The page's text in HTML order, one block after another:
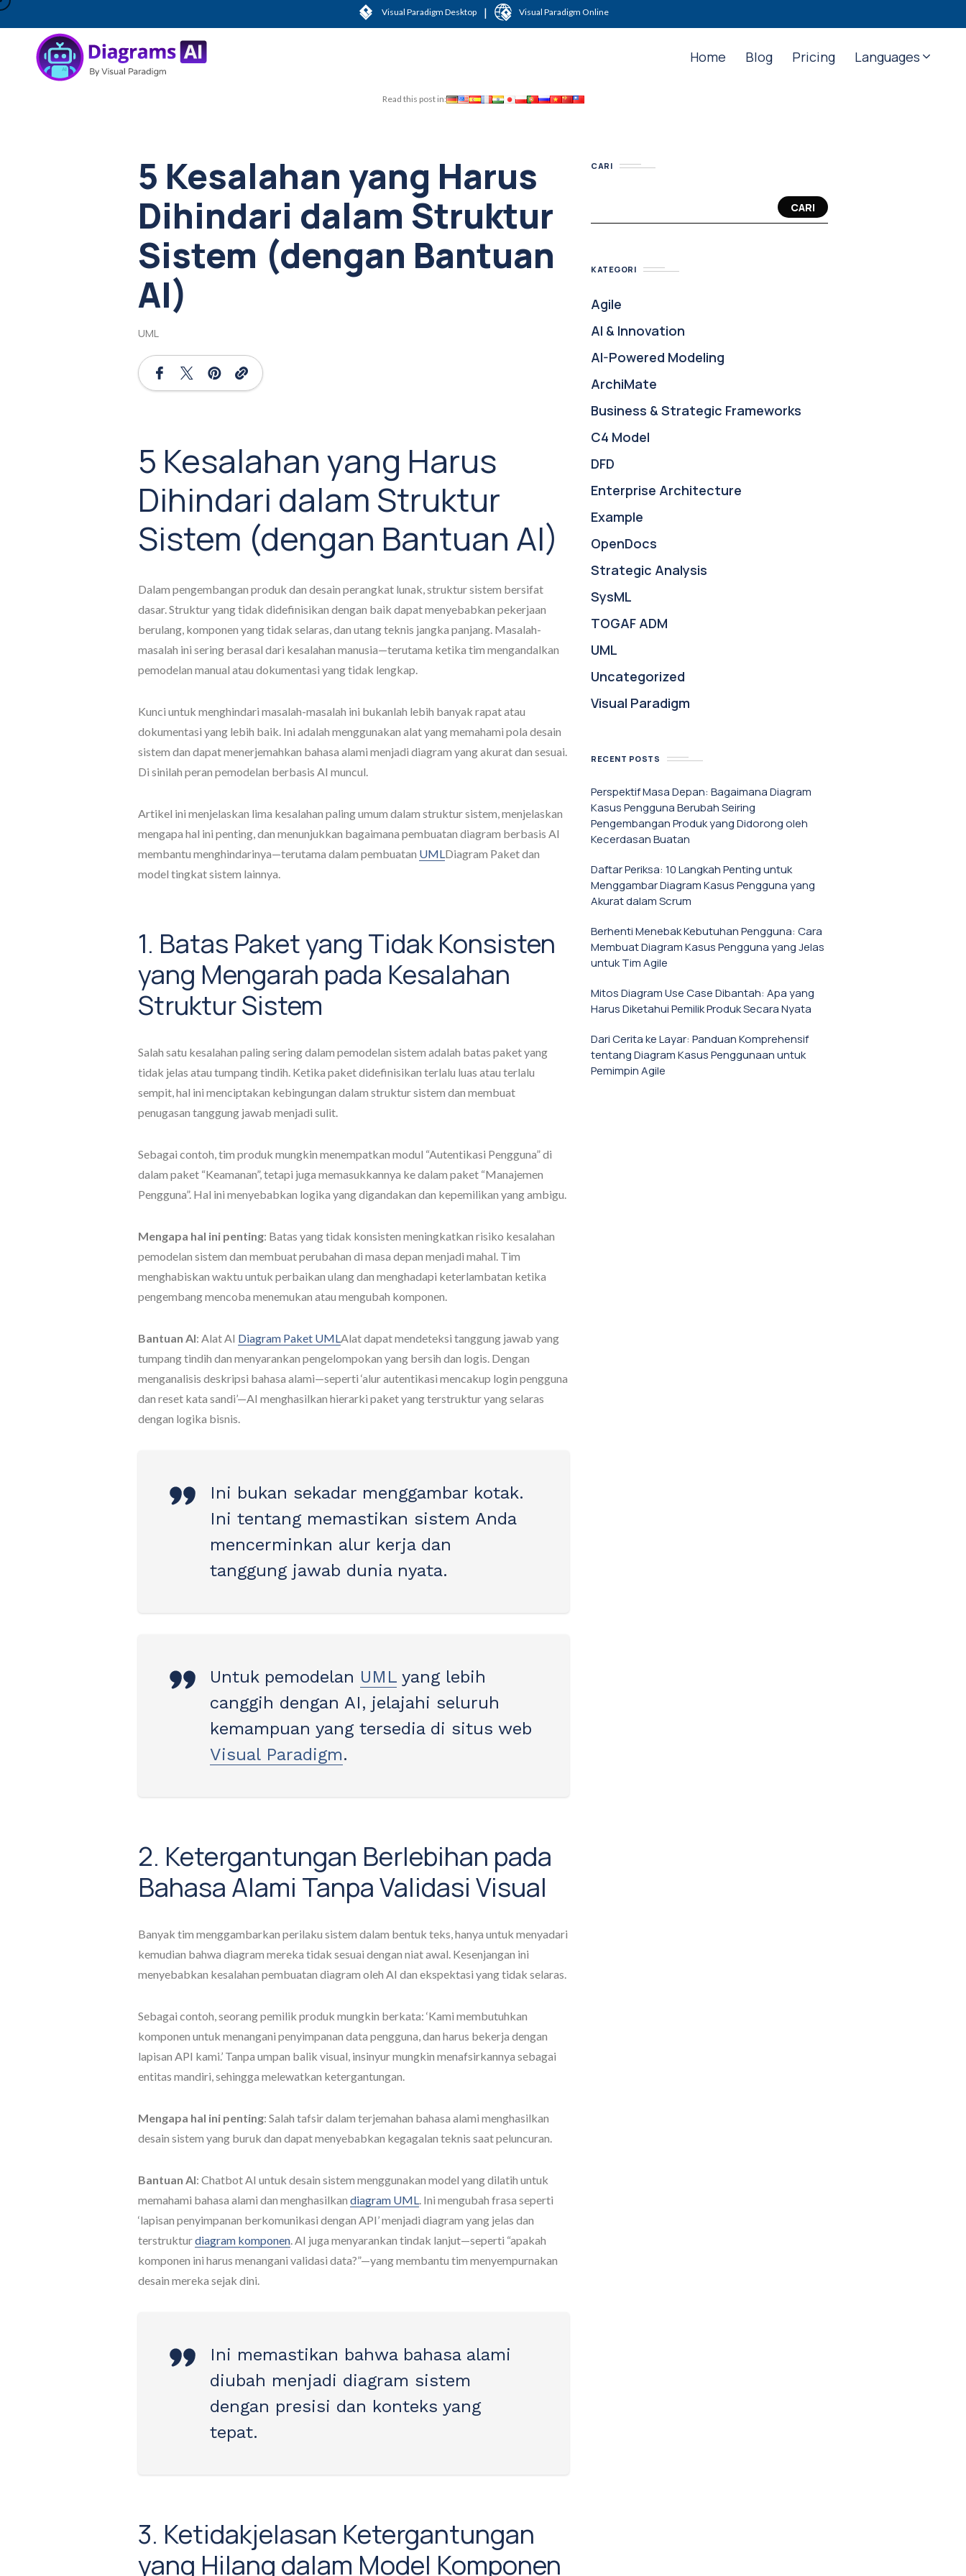
Visual Paradigm Desktop | Visual Paradigm Online
Home Blog Pricing Languages
Read this post in:
5 Kesalahan yang Harus
Dihindari dalam Struktur
Sistem (dengan Bantuan
AI)
UML
5 Kesalahan yang Harus
Dihindari dalam Struktur
Sistem (dengan Bantuan AI)
Dalam pengembangan produk dan desain perangkat lunak, struktur sistem bersifat
dasar. Struktur yang tidak didefinisikan dengan baik dapat menyebabkan pekerjaan
berulang, komponen yang tidak selaras, dan utang teknis jangka panjang. Masalah-
masalah ini sering berasal dari kesalahan manusia—terutama ketika tim mengandalkan
pemodelan manual atau dokumentasi yang tidak lengkap.
Kunci untuk menghindari masalah-masalah ini bukanlah lebih banyak rapat atau
dokumentasi yang lebih baik. Ini adalah menggunakan alat yang memahami pola desain
sistem dan dapat menerjemahkan bahasa alami menjadi diagram yang akurat dan sesuai.
Di sinilah peran pemodelan berbasis AI muncul.
Artikel ini menjelaskan lima kesalahan paling umum dalam struktur sistem, menjelaskan
mengapa hal ini penting, dan menunjukkan bagaimana pembuatan diagram berbasis AI
membantu menghindarinya—terutama dalam pembuatan UMLDiagram Paket dan
model tingkat sistem lainnya.
1. Batas Paket yang Tidak Konsisten
yang Mengarah pada Kesalahan
Struktur Sistem
Salah satu kesalahan paling sering dalam pemodelan sistem adalah batas paket yang
tidak jelas atau tumpang tindih. Ketika paket didefinisikan terlalu luas atau terlalu
sempit, hal ini menciptakan kebingungan dalam struktur sistem dan membuat
penugasan tanggung jawab menjadi sulit.
Sebagai contoh, tim produk mungkin menempatkan modul “Autentikasi Pengguna” di
dalam paket “Keamanan”, tetapi juga memasukkannya ke dalam paket “Manajemen
Pengguna”. Hal ini menyebabkan logika yang digandakan dan kepemilikan yang ambigu.
Mengapa hal ini penting: Batas yang tidak konsisten meningkatkan risiko kesalahan
pemodelan sistem dan membuat perubahan di masa depan menjadi mahal. Tim
menghabiskan waktu untuk perbaikan ulang dan menghadapi keterlambatan ketika
pengembang mencoba menemukan atau mengubah komponen.
Bantuan AI: Alat AI Diagram Paket UMLAlat dapat mendeteksi tanggung jawab yang
tumpang tindih dan menyarankan pengelompokan yang bersih dan logis. Dengan
menganalisis deskripsi bahasa alami—seperti ‘alur autentikasi mencakup login pengguna
dan reset kata sandi’—AI menghasilkan hierarki paket yang terstruktur yang selaras
dengan logika bisnis.
Ini bukan sekadar menggambar kotak.
Ini tentang memastikan sistem Anda
mencerminkan alur kerja dan
tanggung jawab dunia nyata.
Untuk pemodelan UML yang lebih
canggih dengan AI, jelajahi seluruh
kemampuan yang tersedia di situs web
Visual Paradigm.
2. Ketergantungan Berlebihan pada
Bahasa Alami Tanpa Validasi Visual
Banyak tim menggambarkan perilaku sistem dalam bentuk teks, hanya untuk menyadari
kemudian bahwa diagram mereka tidak sesuai dengan niat awal. Kesenjangan ini
menyebabkan kesalahan pembuatan diagram oleh AI dan ekspektasi yang tidak selaras.
Sebagai contoh, seorang pemilik produk mungkin berkata: ‘Kami membutuhkan
komponen untuk menangani penyimpanan data pengguna, dan harus bekerja dengan
lapisan API kami.’ Tanpa umpan balik visual, insinyur mungkin menafsirkannya sebagai
entitas mandiri, sehingga melewatkan ketergantungan.
Mengapa hal ini penting: Salah tafsir dalam terjemahan bahasa alami menghasilkan
desain sistem yang buruk dan dapat menyebabkan kegagalan teknis saat peluncuran.
Bantuan AI: Chatbot AI untuk desain sistem menggunakan model yang dilatih untuk
memahami bahasa alami dan menghasilkan diagram UML. Ini mengubah frasa seperti
‘lapisan penyimpanan berkomunikasi dengan API’ menjadi diagram yang jelas dan
terstrukturdiagram komponen. AI juga menyarankan tindak lanjut—seperti “apakah
komponen ini harus menangani validasi data?”—yang membantu tim menyempurnakan
desain mereka sejak dini.
Ini memastikan bahwa bahasa alami
diubah menjadi diagram sistem
dengan presisi dan konteks yang
tepat.
3. Ketidakjelasan Ketergantungan
yang Hilang dalam Model Komponen
CARI
CARI
KATEGORI
Agile
AI & Innovation
AI-Powered Modeling
ArchiMate
Business & Strategic Frameworks
C4 Model
DFD
Enterprise Architecture
Example
OpenDocs
Strategic Analysis
SysML
TOGAF ADM
UML
Uncategorized
Visual Paradigm
RECENT POSTS
Perspektif Masa Depan: Bagaimana Diagram
Kasus Pengguna Berubah Seiring
Pengembangan Produk yang Didorong oleh
Kecerdasan Buatan
Daftar Periksa: 10 Langkah Penting untuk
Menggambar Diagram Kasus Pengguna yang
Akurat dalam Scrum
Berhenti Menebak Kebutuhan Pengguna: Cara
Membuat Diagram Kasus Pengguna yang Jelas
untuk Tim Agile
Mitos Diagram Use Case Dibantah: Apa yang
Harus Diketahui Pemilik Produk Secara Nyata
Dari Cerita ke Layar: Panduan Komprehensif
tentang Diagram Kasus Penggunaan untuk
Pemimpin Agile